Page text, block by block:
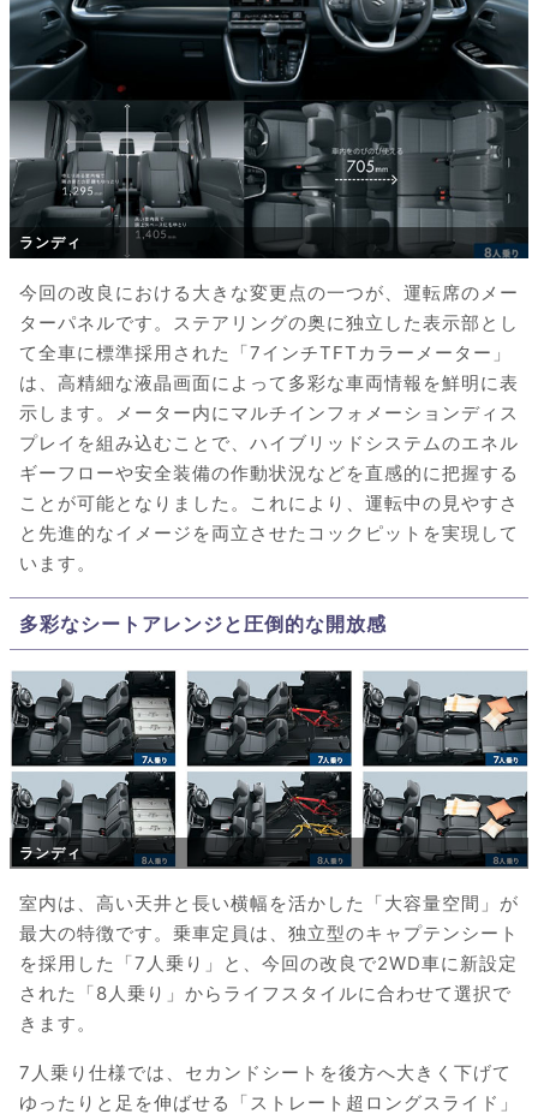
ランディ
今回の改良における大きな変更点の一つが、運転席のメー
ターパネルです。ステアリングの奥に独立した表示部とし
て全車に標準採用された「7インチTFTカラーメーター」
は、高精細な液晶画面によって多彩な車両情報を鮮明に表
示します。メーター内にマルチインフォメーションディス
プレイを組み込むことで、ハイブリッドシステムのエネル
ギーフローや安全装備の作動状況などを直感的に把握する
ことが可能となりました。これにより、運転中の見やすさ
と先進的なイメージを両立させたコックピットを実現して
います。
多彩なシートアレンジと圧倒的な開放感
ランディ
室内は、高い天井と長い横幅を活かした「大容量空間」が
最大の特徴です。乗車定員は、独立型のキャプテンシート
を採用した「7人乗り」と、今回の改良で2WD車に新設定
された「8人乗り」からライフスタイルに合わせて選択で
きます。
7人乗り仕様では、セカンドシートを後方へ大きく下げて
ゆったりと足を伸ばせる「ストレート超ロングスライド」